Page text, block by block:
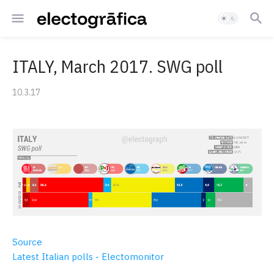
ITALY, March 2017. SWG poll
10.3.17
Source
Latest Italian polls - Electomonitor